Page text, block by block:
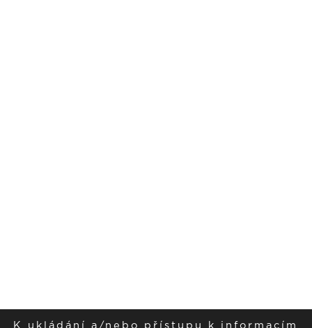
K ukládání a/nebo přístupu k informacím